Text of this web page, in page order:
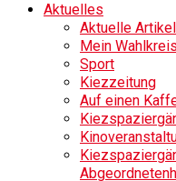
Aktuelles
Aktuelle Artikel
Mein Wahlkreis
Sport
Kiezzeitung
Auf einen